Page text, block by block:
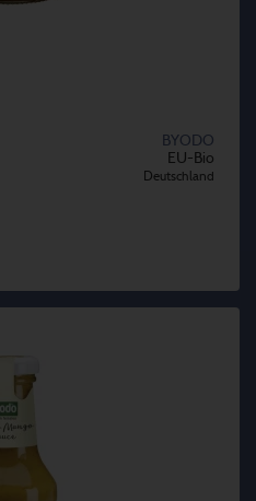
BYODO
EU-Bio
Deutschland